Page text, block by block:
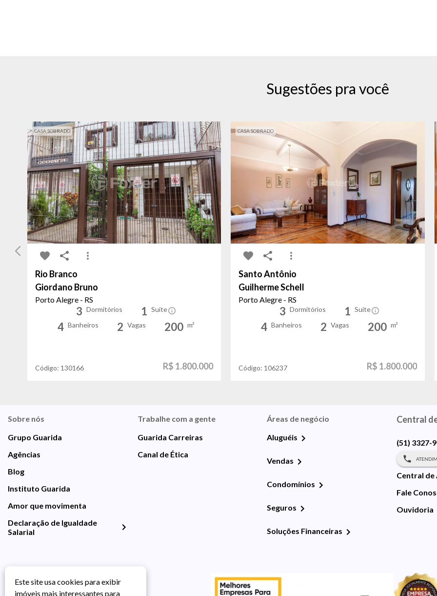
Sugestões pra você
CASA SOBRADO
Rio Branco
Giordano Bruno
Porto Alegre - RS
3 Dormitórios 1 Suíte
4 Banheiros 2 Vagas 200 m²
Código: 130166 R$ 1.800.000
CASA SOBRADO
Santo Antônio
Guilherme Schell
Porto Alegre - RS
3 Dormitórios 1 Suíte
4 Banheiros 2 Vagas 200 m²
Código: 106237 R$ 1.800.000
Sobre nós
Grupo Guarida
Agências
Blog
Instituto Guarida
Amor que movimenta
Declaração de Igualdade
Salarial
Trabalhe com a gente
Guarida Carreiras
Canal de Ética
Áreas de negócio
Aluguéis
Vendas
Condomínios
Seguros
Soluções Financeiras
Central
(51) 3327-
Central de
Fale
Ouvidoria
Este site usa cookies para exibir
imóveis mais interessantes para